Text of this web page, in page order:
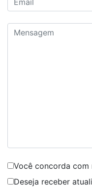
Você concorda com
Deseja receber